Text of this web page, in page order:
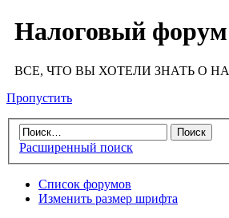
Налоговый
ВСЕ, ЧТО ВЫ ХОТЕЛИ ЗНАТЬ О
Пропустить
Расширенный поиск
Список форумов
Изменить размер шрифта